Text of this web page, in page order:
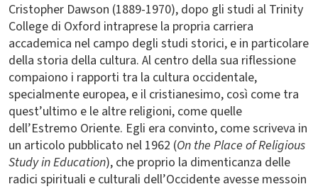
Cristopher Dawson (1889-1970), dopo gli studi al Trinity
College di Oxford intraprese la propria carriera
accademica nel campo degli studi storici, e in particolare
della storia della cultura. Al centro della sua riflessione
compaiono i rapporti tra la cultura occidentale,
specialmente europea, e il cristianesimo, così come tra
quest’ultimo e le altre religioni, come quelle
dell’Estremo Oriente. Egli era convinto, come scriveva in
un articolo pubblicato nel 1962 (On the Place of Religious
Study in Education), che proprio la dimenticanza delle
radici spirituali e culturali dell’Occidente avesse messoin